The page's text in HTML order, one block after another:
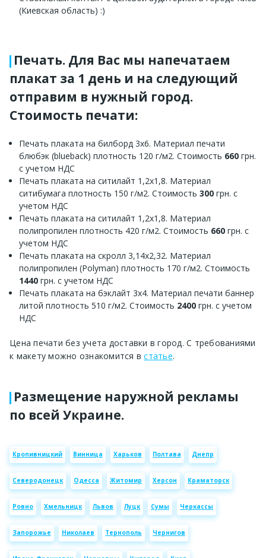
(Киевская область) :)
Печать. Для Вас мы напечатаем
плакат за 1 день и на следующий
отправим в нужный город.
Стоимость печати:
Печать плаката на билборд 3х6. Материал печати
блюбэк (blueback) плотность 120 г/м2. Стоимость 660 грн.
с учетом НДС
Печать плаката на ситилайт 1,2х1,8. Материал
ситибумага плотность 150 г/м2. Стоимость 300 грн. с
учетом НДС
Печать плаката на ситилайт 1,2х1,8. Материал
полипропилен плотность 420 г/м2. Стоимость 660 грн. с
учетом НДС
Печать плаката на скролл 3,14х2,32. Материал
полипропилен (Polyman) плотность 170 г/м2. Стоимость
1440 грн. с учетом НДС
Печать плаката на бэклайт 3х4. Материал печати баннер
литой плотность 510 г/м2. Стоимость 2400 грн. с учетом
НДС
Цена печати без учета доставки в город. С требованиями
к макету можно ознакомится встатье.
Размещение наружной рекламы
по всей Украине.
Кропивницкий Винница Харьков Полтава Днепр
Северодонецк Одесса Житомир Херсон Краматорск
Ровно Хмельницк Львов Луцк Сумы Черкассы
Запорожье Николаев Тернополь Чернигов